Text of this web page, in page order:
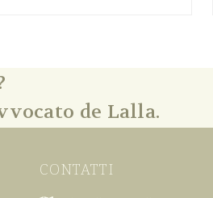
de Lalla.
CONTATTI